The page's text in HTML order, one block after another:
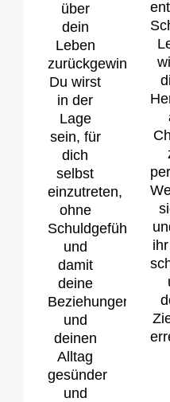
über
dein
Leben
zurückgewinnst.
Du wirst
in der
Lage
sein, für
dich
selbst
einzutreten,
ohne
Schuldgefühle,
und
damit
deine
Beziehungen
und
deinen
Alltag
gesünder
und